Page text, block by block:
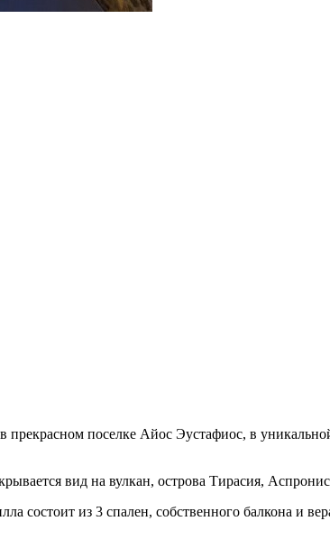
поселке Айос Эустафиос, в
вид на вулкан, острова Тирасия,
состоит из 3 спален, собственного балкона и